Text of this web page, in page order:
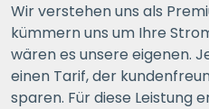
Wir verstehen uns als
kümmern uns um Ihre
wären es unsere eigenen.
einen Tarif, der
sparen. Für diese Leistung